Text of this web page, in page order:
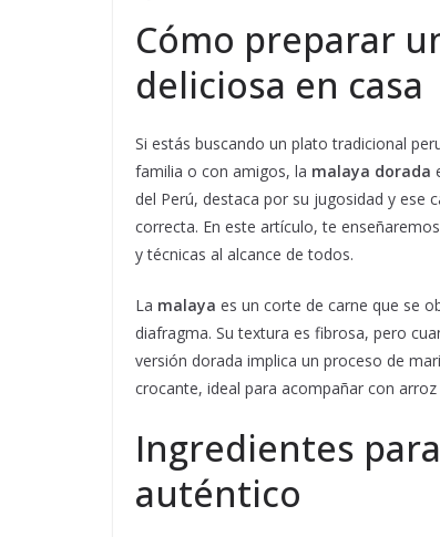
Cómo preparar
deliciosa en casa
Si estás buscando un plato tradicional
familia o con amigos, la malaya dorada
del Perú, destaca por su jugosidad y ese
correcta. En este artículo, te
y técnicas al alcance de todos.
La malaya es un corte de carne que se
diafragma. Su textura es fibrosa, pero
versión dorada implica un proceso de
crocante, ideal para acompañar con
Ingredientes
auténtico